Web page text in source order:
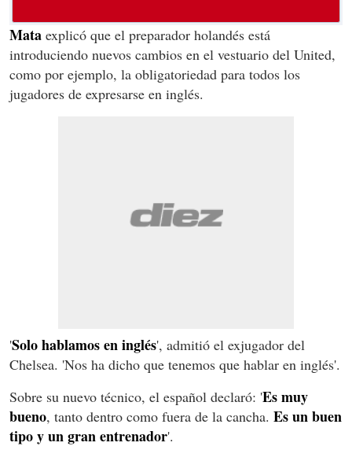
Mata explicó que el preparador holandés está
introduciendo nuevos cambios en el vestuario del United,
como por ejemplo, la obligatoriedad para todos los
jugadores de expresarse en inglés.
'Solo hablamos en inglés', admitió el exjugador del
Chelsea. 'Nos ha dicho que tenemos que hablar en inglés'.
Sobre su nuevo técnico, el español declaró: 'Es muy
bueno, tanto dentro como fuera de la cancha. Es un buen
tipo y un gran entrenador'.